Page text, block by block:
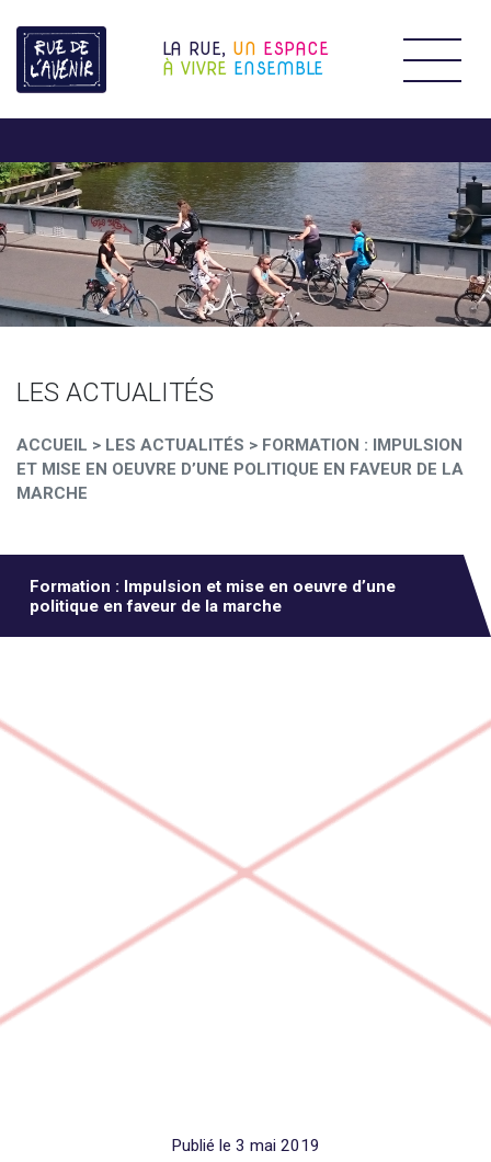
LA RUE, UN ESPACE
À VIVRE ENSEMBLE
LES ACTUALITÉS
ACCUEIL > LES ACTUALITÉS > FORMATION : IMPULSION
ET MISE EN OEUVRE D’UNE POLITIQUE EN FAVEUR DE LA
MARCHE
Formation : Impulsion et mise en oeuvre d’une
politique en faveur de la marche
Publié le 3 mai 2019